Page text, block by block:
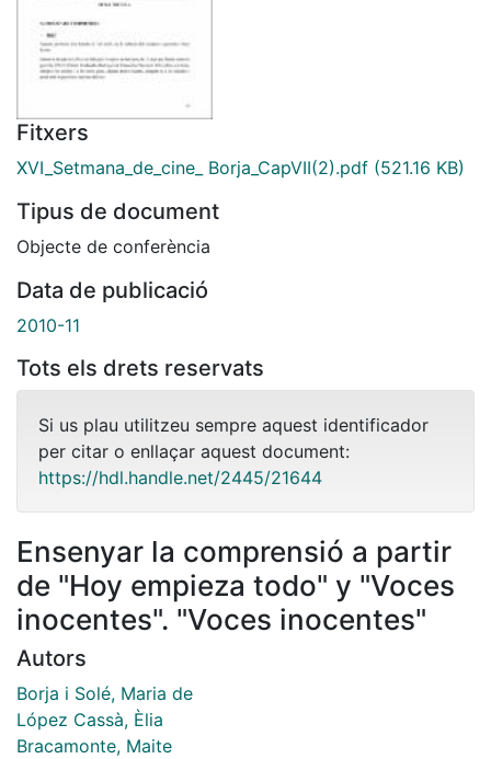
Fitxers
XVI_Setmana_de_cine_ Borja_CapVII(2).pdf (521.16 KB)
Tipus de document
Objecte de conferència
Data de publicació
2010-11
Tots els drets reservats
Si us plau utilitzeu sempre aquest identificador
per citar o enllaçar aquest document:
https://hdl.handle.net/2445/21644
Ensenyar la comprensió a partir
de "Hoy empieza todo" y "Voces
inocentes". "Voces inocentes"
Autors
Borja i Solé, Maria de
López Cassà, Èlia
Bracamonte, Maite